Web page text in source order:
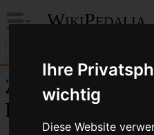
Ihre
wichtig
Diese Website
WikiPedalia
Zentrale öffentliche
Logbücher